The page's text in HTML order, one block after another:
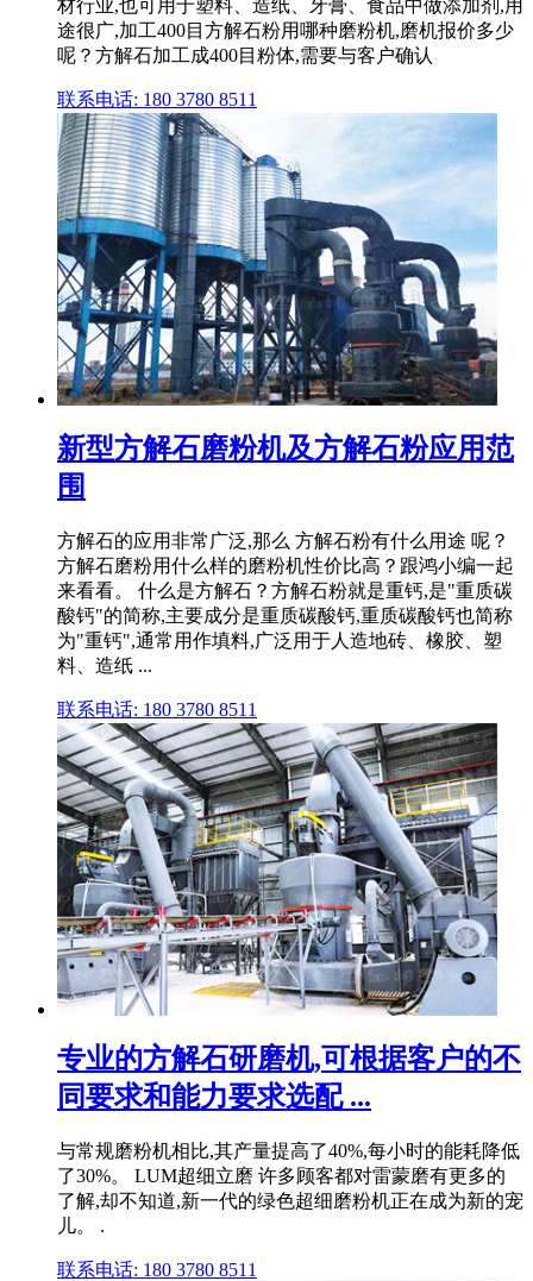
材行业,也可用于塑料、造纸、牙膏、食品中做添加剂,用
途很广,加工400目方解石粉用哪种磨粉机,磨机报价多少
呢？方解石加工成400目粉体,需要与客户确认
联系电话: 180 3780 8511
新型方解石磨粉机及方解石粉应用范
围
方解石的应用非常广泛,那么 方解石粉有什么用途 呢？
方解石磨粉用什么样的磨粉机性价比高？跟鸿小编一起
来看看。 什么是方解石？方解石粉就是重钙,是"重质碳
酸钙"的简称,主要成分是重质碳酸钙,重质碳酸钙也简称
为"重钙",通常用作填料,广泛用于人造地砖、橡胶、塑
料、造纸 ...
联系电话: 180 3780 8511
专业的方解石研磨机,可根据客户的不
同要求和能力要求选配 ...
与常规磨粉机相比,其产量提高了40%,每小时的能耗降低
了30%。 LUM超细立磨 许多顾客都对雷蒙磨有更多的
了解,却不知道,新一代的绿色超细磨粉机正在成为新的宠
儿。 .
联系电话: 180 3780 8511